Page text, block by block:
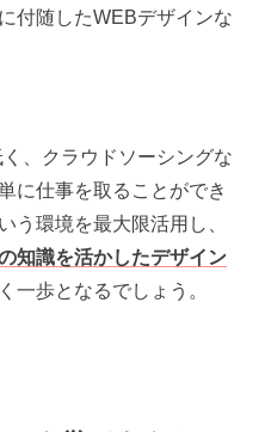
付随したWEBデザインな
、クラウドソーシングな
に仕事を取ることができ
う環境を最大限活用し、
知識を活かしたデザイン
一歩となるでしょう。